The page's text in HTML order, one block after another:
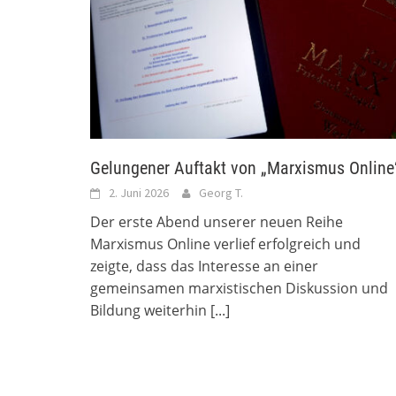
Gelungener Auftakt von „Marxismus
2. Juni 2026 Georg T.
Der erste Abend unserer neuen Reihe
Marxismus Online verlief erfolgreich und
zeigte, dass das Interesse an einer
gemeinsamen marxistischen Diskussion und
Bildung weiterhin [...]